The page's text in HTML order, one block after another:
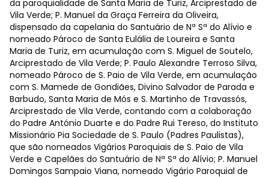
da paroquialidade de Santa Maria de Turiz, Arciprestado de
Vila Verde; P. Manuel da Graça Ferreira da Oliveira,
dispensado da capelania do Santuário de Nª Sª do Alívio e
nomeado Pároco de Santa Eulália de Loureira e Santa
Maria de Turiz, em acumulação com S. Miguel de Soutelo,
Arciprestado de Vila Verde; P. Paulo Alexandre Terroso Silva,
nomeado Pároco de S. Paio de Vila Verde, em acumulação
com S. Mamede de Gondiães, Divino Salvador de Parada e
Barbudo, Santa Maria de Mós e S. Martinho de Travassós,
Arciprestado de Vila Verde, contando com a colaboração
do Padre António Duarte e do Padre Rui Tereso, do Instituto
Missionário Pia Sociedade de S. Paulo (Padres Paulistas),
que são nomeados Vigários Paroquiais de S. Paio de Vila
Verde e Capelães do Santuário de Nª Sª do Alívio; P. Manuel
Domingos Sampaio Viana, nomeado Vigário Paroquial de